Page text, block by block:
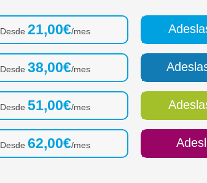
Desde 21,00€/mes
Desde 38,00€/mes
Desde 51,00€/mes
Desde 62,00€/mes